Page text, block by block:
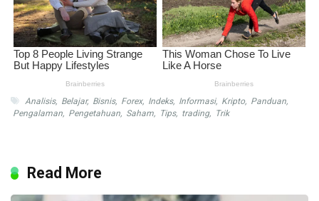
Analisis, Belajar, Bisnis, Forex, Indeks, Informasi, Kripto, Panduan,
Pengalaman, Pengetahuan, Saham, Tips, trading, Trik
Read More